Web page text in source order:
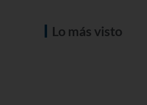
Lo más visto